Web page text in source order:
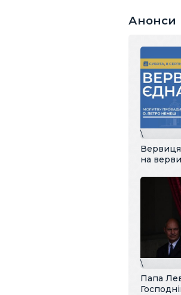
Анонси
\
на
\
Папа